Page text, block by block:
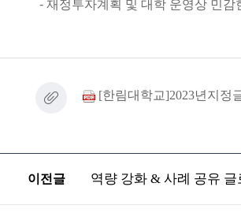
- 재정투자계획 및 대학 운영상 민감
[한림대학교]2023년지정
이전글 역량 강화 & 사례 공유